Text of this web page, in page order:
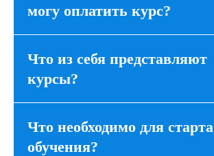
могу оплатить курс?
Что из себя представляют
курсы?
Что необходимо для старта
обучения?